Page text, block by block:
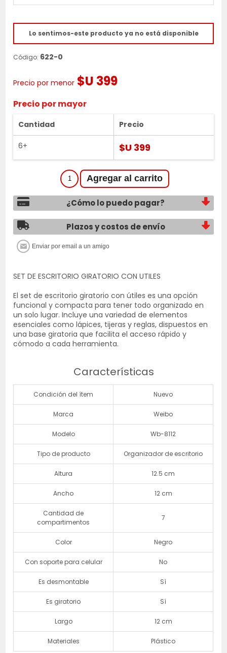
Lo sentimos-este producto ya no está disponible
Código: 622-0
Precio por menor $U 399
Precio por mayor
Cantidad
6+
Precio
$U 399
¿Cómo lo puedo pagar?
Plazos y costos de envío
SET DE ESCRITORIO GIRATORIO CON UTILES
El set de escritorio giratorio con útiles es una opción
funcional y compacta para tener todo organizado en
un solo lugar. Incluye una variedad de elementos
esenciales como lápices, tijeras y reglas, dispuestos en
una base giratoria que facilita el acceso rápido y
cómodo a cada herramienta.
Características
Condición del ítem Nuevo
Marca Weibo
Modelo Wb-8112
Tipo de producto Organizador de escritorio
Altura 12.5 cm
Ancho 12 cm
Cantidad de
compartimentos
7
Color Negro
Con soporte para celular No
Es desmontable Sí
Es giratorio Sí
Largo 12 cm
Materiales Plástico